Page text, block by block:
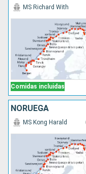
Comidas incluidas
MS Richard With
NORUEGA
MS Kong Harald